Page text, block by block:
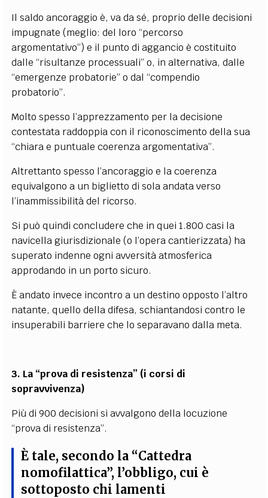
Il saldo ancoraggio è, va da sé, proprio delle decisioni
impugnate (meglio: del loro “percorso
argomentativo”) e il punto di aggancio è costituito
dalle “risultanze processuali” o, in alternativa, dalle
“emergenze probatorie” o dal “compendio
probatorio”.
Molto spesso l’apprezzamento per la decisione
contestata raddoppia con il riconoscimento della sua
“chiara e puntuale coerenza argomentativa”.
Altrettanto spesso l’ancoraggio e la coerenza
equivalgono a un biglietto di sola andata verso
l’inammissibilità del ricorso.
Si può quindi concludere che in quei 1.800 casi la
navicella giurisdizionale (o l’opera cantierizzata) ha
superato indenne ogni avversità atmosferica
approdando in un porto sicuro.
È andato invece incontro a un destino opposto l’altro
natante, quello della difesa, schiantandosi contro le
insuperabili barriere che lo separavano dalla meta.
3. La “prova di resistenza” (i corsi di
sopravvivenza)
Più di 900 decisioni si avvalgono della locuzione
“prova di resistenza”.
È tale, secondo la “Cattedra
nomofilattica”, l’obbligo, cui è
sottoposto chi lamenti